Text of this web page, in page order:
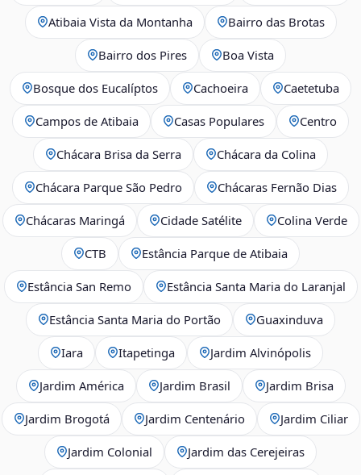
Atibaia Vista da Montanha Bairro das Brotas
Bairro dos Pires Boa Vista
Bosque dos Eucalíptos Cachoeira Caetetuba
Campos de Atibaia Casas Populares Centro
Chácara Brisa da Serra Chácara da Colina
Chácara Parque São Pedro Chácaras Fernão Dias
Chácaras Maringá Cidade Satélite Colina Verde
CTB Estância Parque de Atibaia
Estância San Remo Estância Santa Maria do Laranjal
Estância Santa Maria do Portão Guaxinduva
Iara Itapetinga Jardim Alvinópolis
Jardim América Jardim Brasil Jardim Brisa
Jardim Brogotá Jardim Centenário Jardim Ciliar
Jardim Colonial Jardim das Cerejeiras